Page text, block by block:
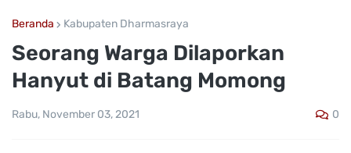
Beranda Kabupaten Dharmasraya
Seorang Warga Dilaporkan
Hanyut di Batang Momong
Rabu, November 03, 2021 0